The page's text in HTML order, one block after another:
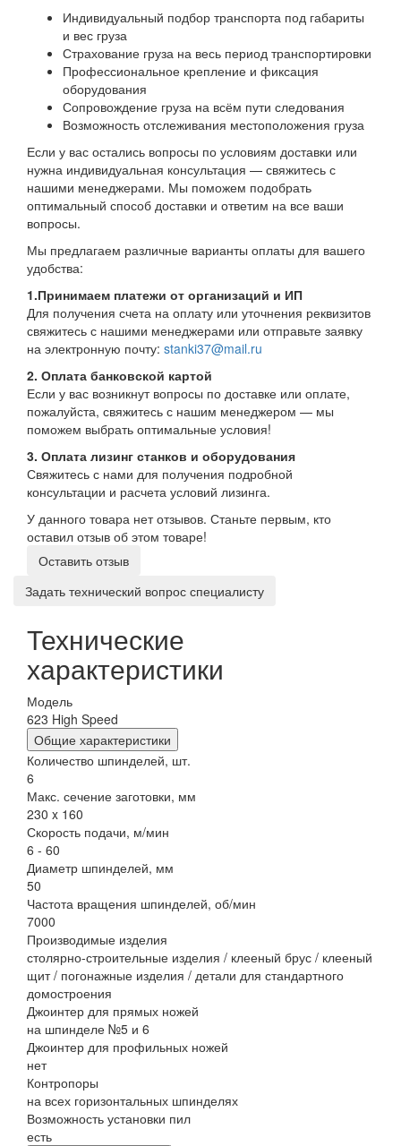
Индивидуальный подбор транспорта под габариты
и вес груза
Страхование груза на весь период транспортировки
Профессиональное крепление и фиксация
оборудования
Сопровождение груза на всём пути следования
Возможность отслеживания местоположения груза
Если у вас остались вопросы по условиям доставки или
нужна индивидуальная консультация — свяжитесь с
нашими менеджерами. Мы поможем подобрать
оптимальный способ доставки и ответим на все ваши
вопросы.
Мы предлагаем различные варианты оплаты для вашего
удобства:
1.Принимаем платежи от организаций и ИП
Для получения счета на оплату или уточнения реквизитов
свяжитесь с нашими менеджерами или отправьте заявку
на электронную почту: stanki37@mail.ru
2. Оплата банковской картой
Если у вас возникнут вопросы по доставке или оплате,
пожалуйста, свяжитесь с нашим менеджером — мы
поможем выбрать оптимальные условия!
3. Оплата лизинг станков и оборудования
Свяжитесь с нами для получения подробной
консультации и расчета условий лизинга.
У данного товара нет отзывов. Станьте первым, кто
оставил отзыв об этом товаре!
Оставить отзыв
Задать технический вопрос специалисту
Технические
характеристики
Модель
623 High Speed
Общие характеристики
Количество шпинделей, шт.
6
Макс. сечение заготовки, мм
230 x 160
Скорость подачи, м/мин
6 - 60
Диаметр шпинделей, мм
50
Частота вращения шпинделей, об/мин
7000
Производимые изделия
столярно-строительные изделия / клееный брус / клееный
щит / погонажные изделия / детали для стандартного
домостроения
Джоинтер для прямых ножей
на шпинделе №5 и 6
Джоинтер для профильных ножей
нет
Контропоры
на всех горизонтальных шпинделях
Возможность установки пил
есть